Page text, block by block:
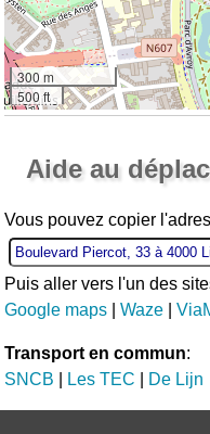
300 m
500 ft
Aide au
Vous pouvez copier
Puis aller vers l'un des
Google maps |Waze |
Transport en commun:
SNCB
Les TEC De Lijn